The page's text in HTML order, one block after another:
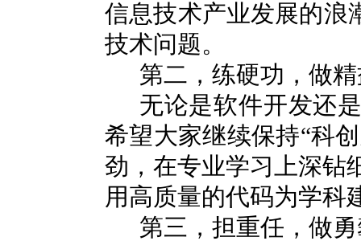
信息技术产业发展的浪
技术问题。
第二，练硬功，做
无论是软件开发还
希望大家继续保持“科
劲，在专业学习上深钻
用高质量的代码为学科
第三，担重任，做